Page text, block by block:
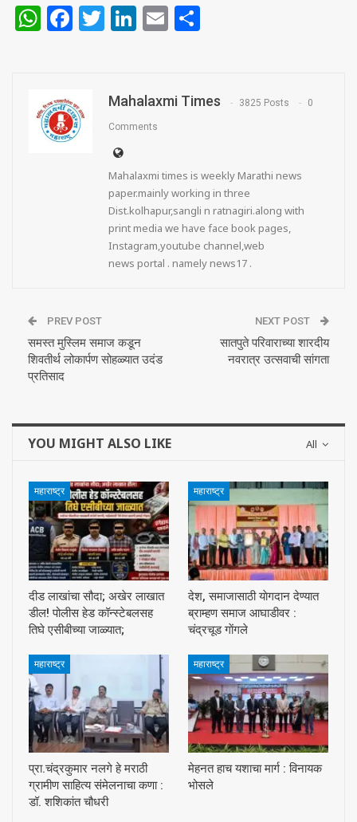
WhatsApp
Facebook
Twitter
LinkedIn
Email
Mahalaxmi Times 3825 Posts 0
Comments
Mahalaxmi times is weekly Marathi news
paper.mainly working in three
Dist.kolhapur,sangli n ratnagiri.along with
print media we have face book pages,
Instagram,youtube channel,web
news portal . namely news17 .
PREV POST
समस्त मुस्लिम समाज कडून
शिवतीर्थ लोकार्पण सोहळ्यात उदंड
प्रतिसाद
NEXT POST
सातपुते परिवाराच्या शारदीय
नवरात्र उत्सवाची सांगता
All
YOU MIGHT ALSO LIKE
महाराष्ट्र
दीड लाखांचा सौदा; अखेर लाखात
डील! पोलीस हेड कॉन्स्टेबलसह
तिघे एसीबीच्या जाळ्यात;
महाराष्ट्र
देश, समाजासाठी याेगदान देण्यात
ब्राम्हण समाज आघाडीवर :
चंद्रचूड गाेंगले
महाराष्ट्र
प्रा.चंद्रकुमार नलगे हे मराठी
ग्रामीण साहित्य संमेलनाचा कणा :
डॉ. शशिकांत चौधरी
महाराष्ट्र
मेहनत हाच यशाचा मार्ग : विनायक
भोसले